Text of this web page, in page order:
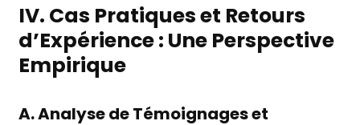
IV. Cas Pratiques et Retours
d’Expérience : Une Perspective
Empirique
A. Analyse de Témoignages et